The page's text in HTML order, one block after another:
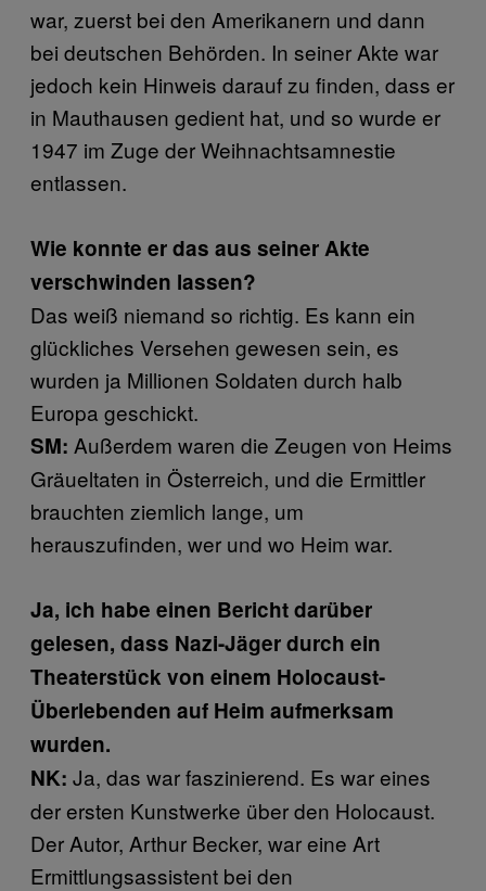
war, zuerst bei den Amerikanern und dann
bei deutschen Behörden. In seiner Akte war
jedoch kein Hinweis darauf zu finden, dass er
in Mauthausen gedient hat, und so wurde er
1947 im Zuge der Weihnachtsamnestie
entlassen.
Wie konnte er das aus seiner Akte
verschwinden lassen?
Das weiß niemand so richtig. Es kann ein
glückliches Versehen gewesen sein, es
wurden ja Millionen Soldaten durch halb
Europa geschickt.
SM: Außerdem waren die Zeugen von Heims
Gräueltaten in Österreich, und die Ermittler
brauchten ziemlich lange, um
herauszufinden, wer und wo Heim war.
Ja, ich habe einen Bericht darüber
gelesen, dass Nazi-Jäger durch ein
Theaterstück von einem Holocaust-
Überlebenden auf Heim aufmerksam
wurden.
NK: Ja, das war faszinierend. Es war eines
der ersten Kunstwerke über den Holocaust.
Der Autor, Arthur Becker, war eine Art
Ermittlungsassistent bei den